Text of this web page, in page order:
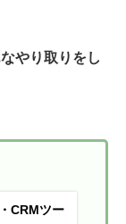
やり取りをし
CRMツー